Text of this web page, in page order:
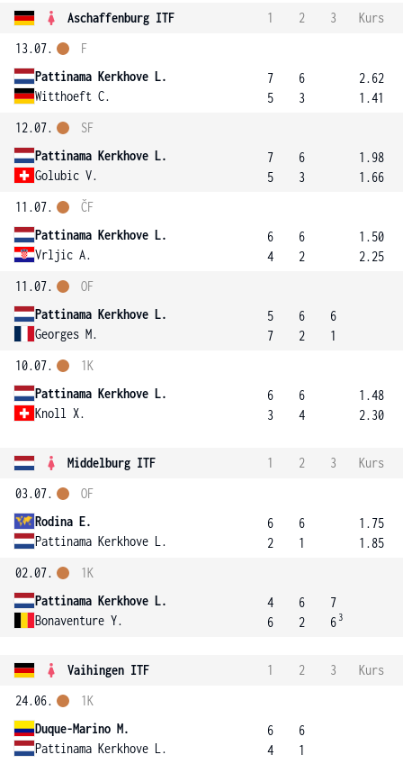
Aschaffenburg ITF 1 2 3
Kurs
13.07.
Pattinama Kerkhove L.
Witthoeft C.
F
7
5
6
3
2.62
1.41
12.07.
Pattinama Kerkhove L.
Golubic V.
SF
7
5
6
3
1.98
1.66
11.07.
Pattinama Kerkhove L.
Vrljic A.
ČF
6
4
6
2
1.50
2.25
11.07.
Pattinama Kerkhove L.
Georges M.
OF
5
7
6
2
6
1
10.07.
Pattinama Kerkhove L.
Knoll X.
1K
6
3
6
4
1.48
2.30
Middelburg ITF 1 2 3
Kurs
03.07.
Rodina E.
Pattinama Kerkhove L.
OF
6
2
6
1
1.75
1.85
02.07.
Pattinama Kerkhove L.
Bonaventure Y.
1K
4
6
6
2
7
6 3
Vaihingen ITF 1 2 3
Kurs
24.06.
Duque-Marino M.
Pattinama Kerkhove L.
1K
6
4
6
1